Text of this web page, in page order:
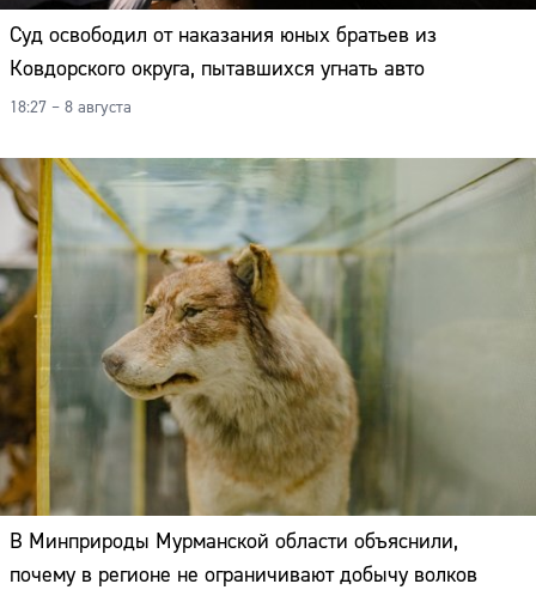
Суд освободил от наказания юных братьев из
Ковдорского округа, пытавшихся угнать авто
18:27 – 8 августа
В Минприроды Мурманской области объяснили,
почему в регионе не ограничивают добычу волков